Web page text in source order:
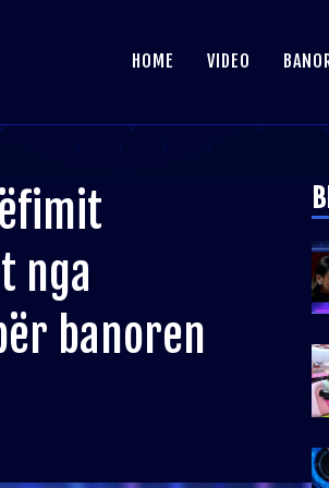
HOME VIDEO
nga
banoren